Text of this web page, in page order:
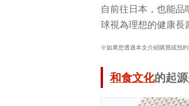
自前往日本，也能品
球視為理想的健康長
※如果您透過本文介紹購買或預約
和食文化的起